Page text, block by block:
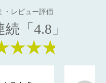
・レビュー評価
「4.8」